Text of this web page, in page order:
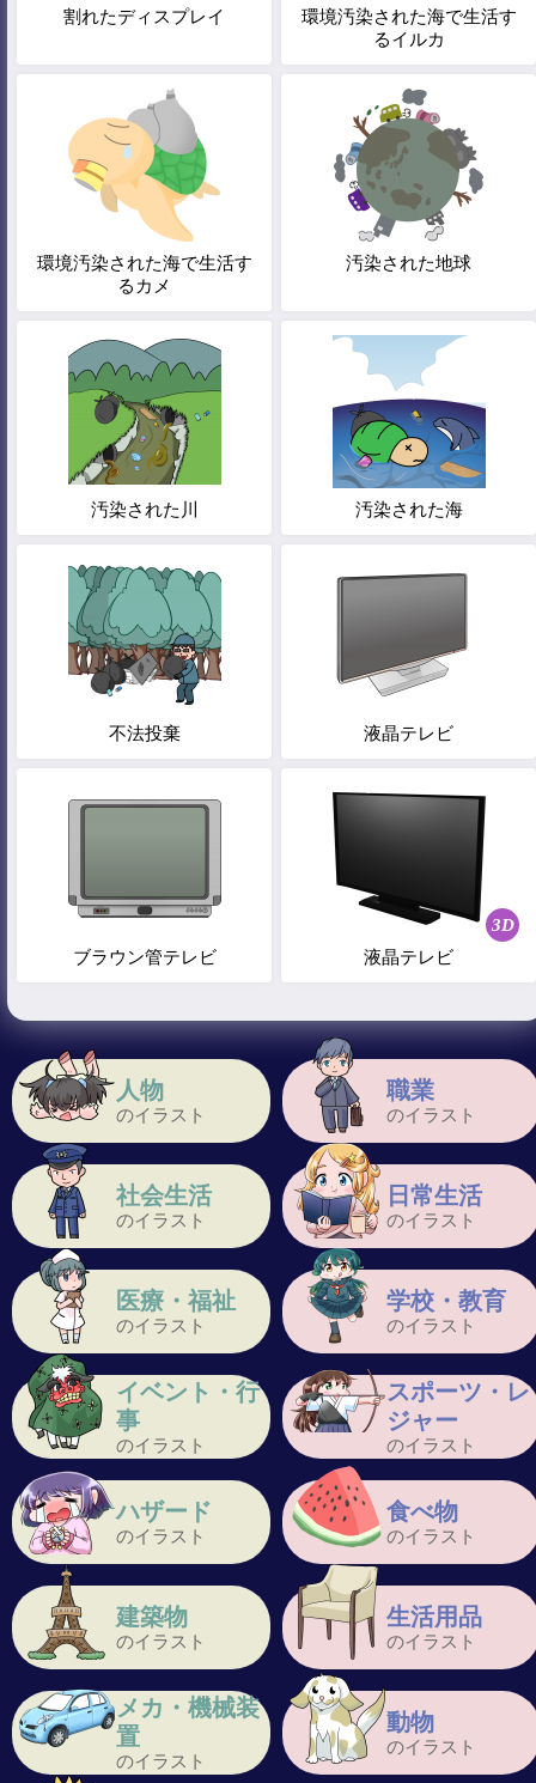
人物
のイラスト
職業
のイラスト
社会生活
のイラスト
日常生活
のイラスト
医療・福祉
のイラスト
学校・教育
のイラスト
イベント・行
事
のイラスト
スポーツ・レ
ジャー
のイラスト
ハザード
のイラスト
食べ物
のイラスト
建築物
のイラスト
生活用品
のイラスト
メカ・機械装
置
のイラスト
動物
のイラスト
割れたディスプレイ
環境汚染された海で生活す
るイルカ
環境汚染された海で生活す
るカメ
汚染された地球
汚染された川 汚染された海
不法投棄 液晶テレビ
ブラウン管テレビ
3D
液晶テレビ